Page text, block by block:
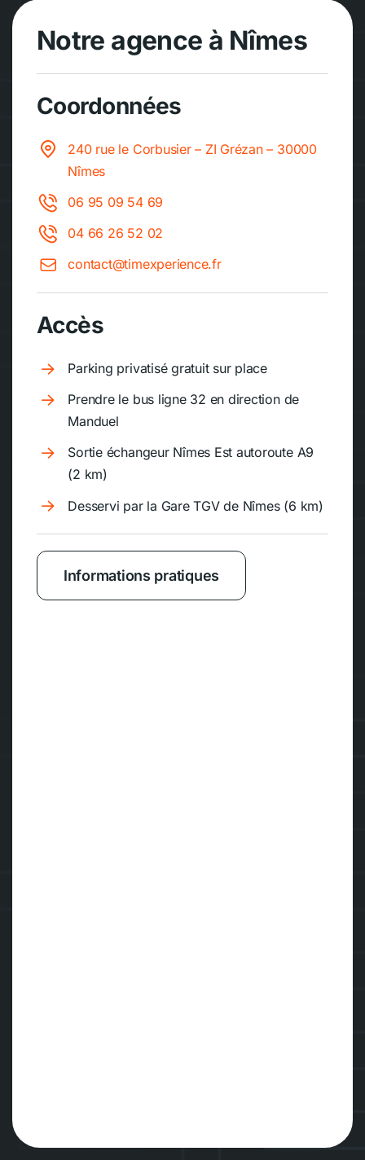
Notre agence à Nîmes
Coordonnées
240 rue le Corbusier – ZI Grézan – 30000
Nîmes
06 95 09 54 69
04 66 26 52 02
contact@timexperience.fr
Accès
Parking privatisé gratuit sur place
Prendre le bus ligne 32 en direction de
Manduel
Sortie échangeur Nîmes Est autoroute A9
(2 km)
Desservi par la Gare TGV de Nîmes (6 km)
Informations pratiques